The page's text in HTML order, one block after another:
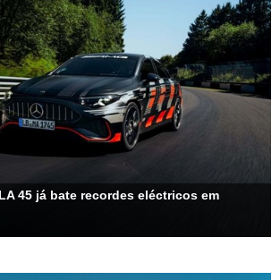
45 já bate recordes eléctricos em